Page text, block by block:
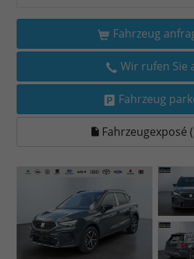
Fahrzeug
Wir rufen Sie
Fahrzeug
Fahrzeugexposé